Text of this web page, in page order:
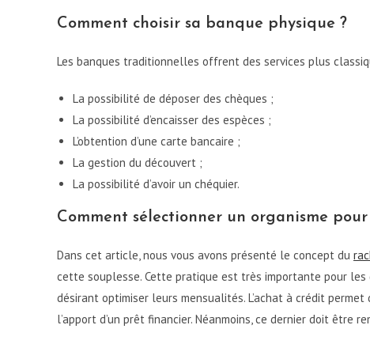
Comment choisir sa banque physique ?
Les banques traditionnelles offrent des services plus
La possibilité de déposer des chèques ;
La possibilité d’encaisser des espèces ;
L’obtention d’une carte bancaire ;
La gestion du découvert ;
La possibilité d’avoir un chéquier.
Comment sélectionner un organisme
Dans cet article, nous vous avons présenté le concept du
cette souplesse. Cette pratique est très importante pour
désirant optimiser leurs mensualités. L’achat à crédit
l’apport d’un prêt financier. Néanmoins, ce dernier doit être